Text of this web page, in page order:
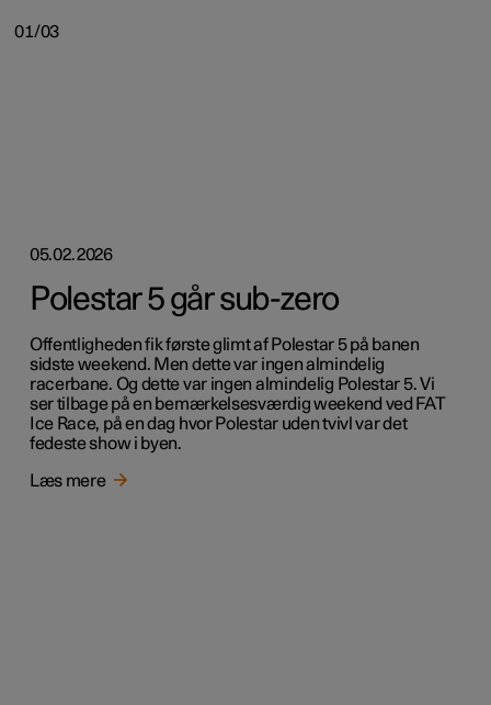
01/03
05.02.2026
Polestar 5 går sub-zero
Offentligheden fik første glimt af Polestar 5 på banen
sidste weekend. Men dette var ingen almindelig
racerbane. Og dette var ingen almindelig Polestar 5. Vi
ser tilbage på en bemærkelsesværdig weekend ved FAT
Ice Race, på en dag hvor Polestar uden tvivl var det
fedeste show i byen.
Læs mere